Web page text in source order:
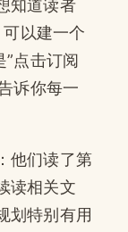
知道读者
可以建一个
”点击订阅
诉你每一
他们读了第
读相关文
划特别有用